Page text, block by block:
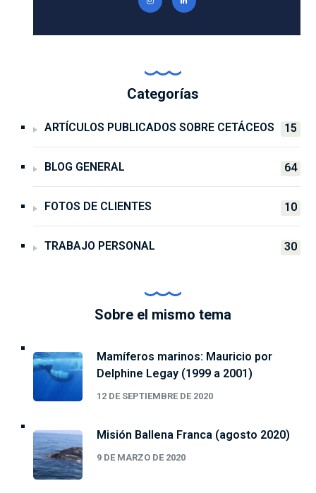
Categorías
ARTÍCULOS PUBLICADOS SOBRE CETÁCEOS 15
BLOG GENERAL 64
FOTOS DE CLIENTES 10
TRABAJO PERSONAL 30
Sobre el mismo tema
Mamíferos marinos: Mauricio por
Delphine Legay (1999 a 2001)
12 DE SEPTIEMBRE DE 2020
Misión Ballena Franca (agosto 2020)
9 DE MARZO DE 2020